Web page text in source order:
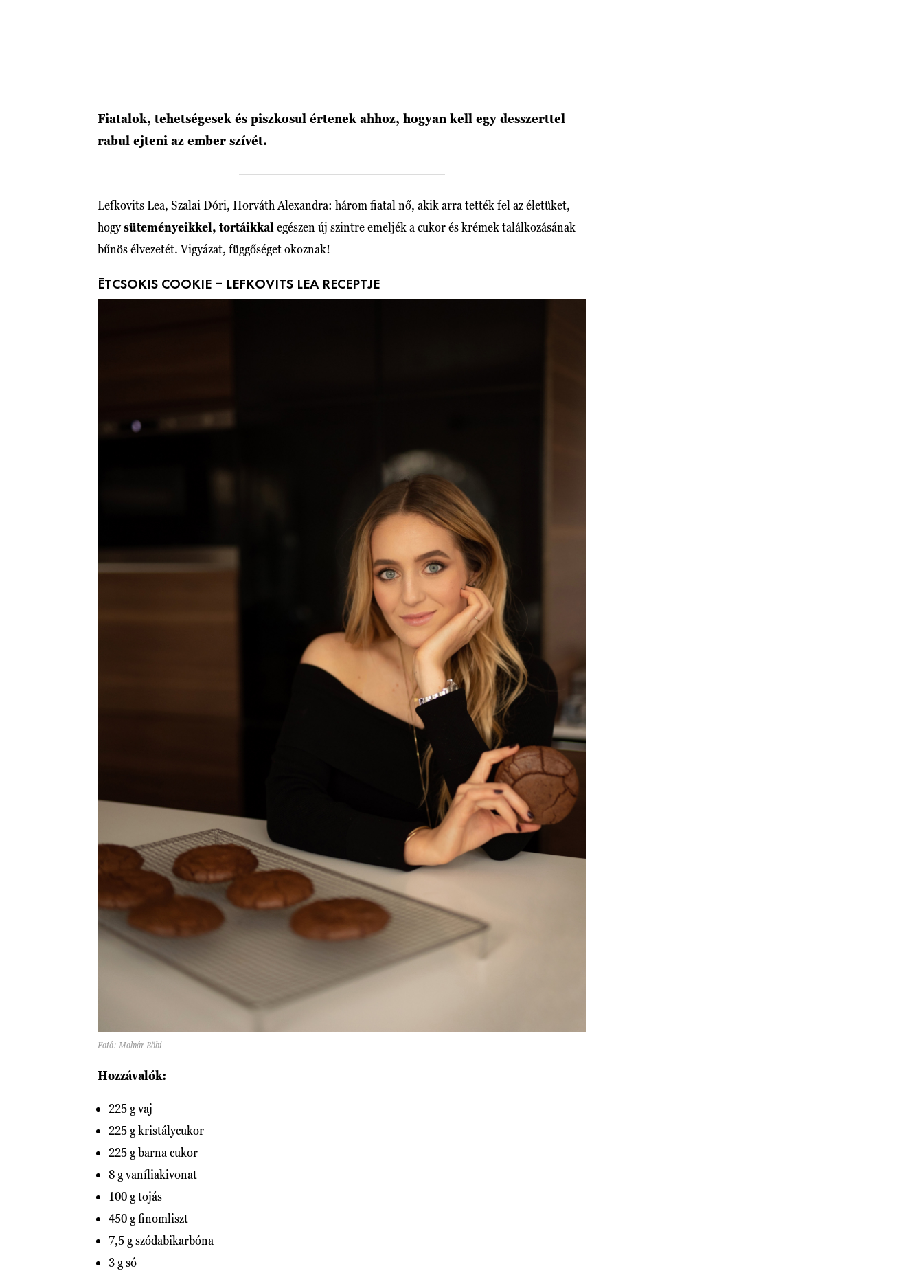
Fiatalok, tehetségesek és piszkosul értenek ahhoz, hogyan kell egy desszerttel
rabul ejteni az ember szívét.
Lefkovits Lea, Szalai Dóri, Horváth Alexandra: három fiatal nő, akik arra tették fel az életüket,
hogysüteményeikkel, tortáikkal egészen új szintre emeljék a cukor és krémek találkozásának
bűnös élvezetét. Vigyázat, függőséget okoznak!
ÉTCSOKIS COOKIE – LEFKOVITS LEA RECEPTJE
Fotó: Molnár Böbi
Hozzávalók:
225 g vaj
225 g kristálycukor
225 g barna cukor
8 g vaníliakivonat
100 g tojás
450 g finomliszt
7,5 g szódabikarbóna
3 g só